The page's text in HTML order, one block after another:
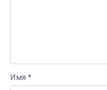
Имя *